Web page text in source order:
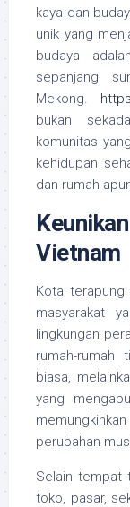
kaya dan
unik yang
budaya
sepanjang
Mekong.
bukan
komunitas
kehidupan
dan rumah
Vietnam
Kota
masyarakat
lingkungan
rumah-
biasa,
yang
perubahan
Selain tempat
toko, pasar,